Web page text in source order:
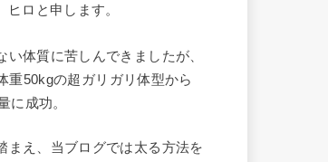
ヒロと申します。
い体質に苦しんできましたが、
重50kgの超ガリガリ体型から
に成功。
まえ、当ブログでは太る方法を